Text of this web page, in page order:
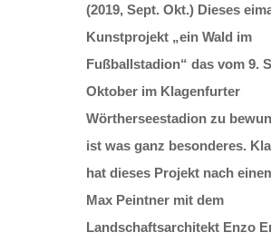
(2019, Sept. Okt.) Dieses
Kunstprojekt „ein Wald im
Fußballstadion“ das vom 9.
Oktober im Klagenfurter
Wörtherseestadion zu
ist was ganz besonderes.
hat dieses Projekt nach
Max Peintner mit dem
Landschaftsarchitekt Enzo